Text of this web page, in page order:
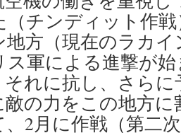
（チンディット作
方（現在のラカイ
ス軍による進撃が
れに抗し、さら
の力をこの地方
2月に作戦（第二